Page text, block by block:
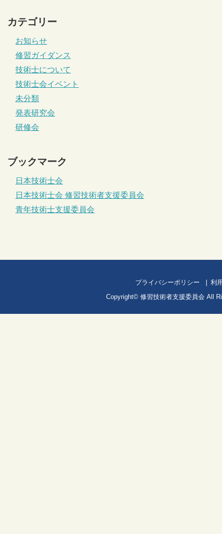
カテゴリー
お知らせ
修習ガイダンス
技術士について
技術士会イベント
未分類
発表研究会
研修会
ブックマーク
日本技術士会
日本技術士会 修習技術者支援委員会
青年技術士支援委員会
プライバシーポリシー
利
Copyright© 修習技術者支援委員会 All